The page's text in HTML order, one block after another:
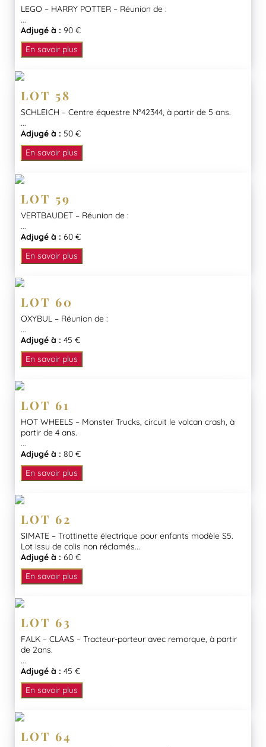
LEGO – HARRY POTTER – Réunion de :
...
Adjugé à : 90 €
En savoir plus
LOT 58
SCHLEICH – Centre équestre N°42344, à partir de 5 ans.
...
Adjugé à : 50 €
En savoir plus
LOT 59
VERTBAUDET – Réunion de :
...
Adjugé à : 60 €
En savoir plus
LOT 60
OXYBUL – Réunion de :
...
Adjugé à : 45 €
En savoir plus
LOT 61
HOT WHEELS – Monster Trucks, circuit le volcan crash, à
partir de 4 ans.
...
Adjugé à : 80 €
En savoir plus
LOT 62
SIMATE – Trottinette électrique pour enfants modèle S5.
Lot issu de colis non réclamés...
Adjugé à : 60 €
En savoir plus
LOT 63
FALK – CLAAS – Tracteur-porteur avec remorque, à partir
de 2ans.
...
Adjugé à : 45 €
En savoir plus
LOT 64